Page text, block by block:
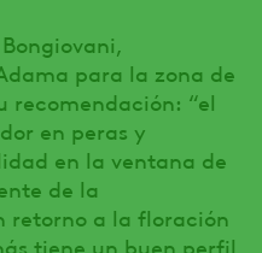
para la zona de
recomendación: “el
en peras y
en la ventana de
de la
retorno a la floración
tiene un buen perfil